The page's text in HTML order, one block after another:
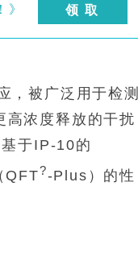
领 取
，被广泛用于检测
浓度释放的干扰
于IP-10的
QFT?-Plus）的性